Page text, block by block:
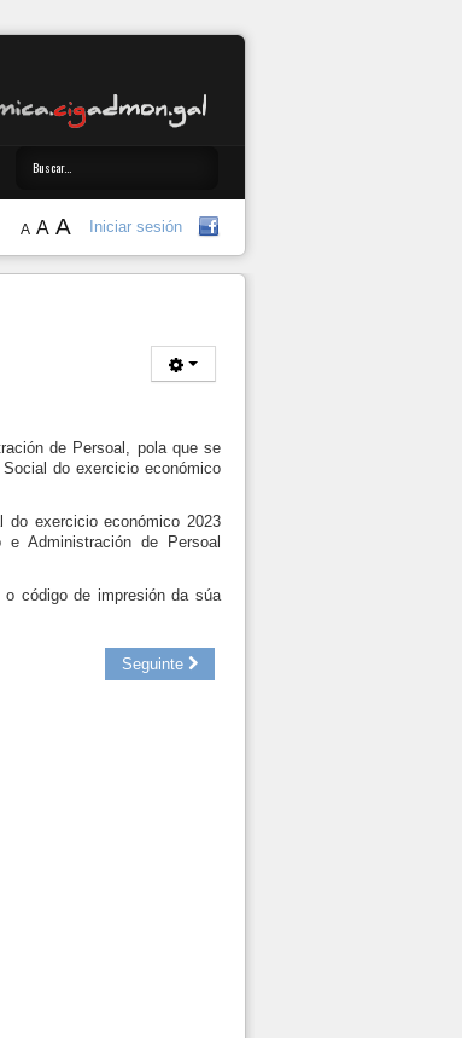
Iniciar sesión
A A A
de Persoal, pola que se
do exercicio económico
do exercicio económico 2023
Administración de Persoal
código de impresión da súa
Seguinte